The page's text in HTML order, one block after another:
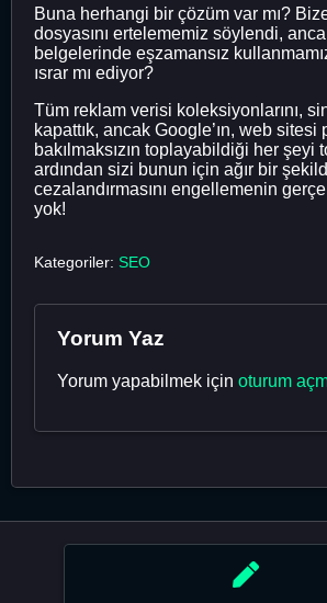
Buna herhangi bir çözüm var mı?
dosyasını ertelememiz söylendi,
belgelerinde eşzamansız
ısrar mı ediyor?
Tüm reklam verisi koleksiyonlarını,
kapattık, ancak Google’ın, web sitesi
bakılmaksızın toplayabildiği her şeyi
ardından sizi bunun için ağır bir
cezalandırmasını engellemenin
yok!
Kategoriler: SEO
Yorum Yaz
Yorum yapabilmek için oturum